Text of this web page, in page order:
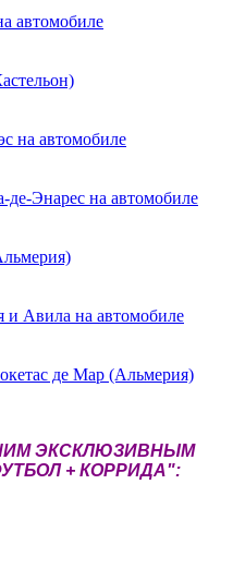
автомобиле
на автомобиле
Энарес на автомобиле
и Авила на автомобиле
де Мар (Альмерия)
ЭКСКЛЮЗИВНЫМ
+ КОРРИДА":